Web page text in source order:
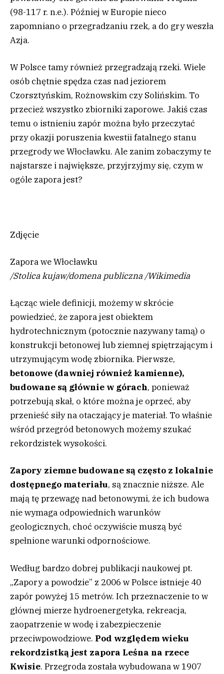
(98-117 r. n.e.). Później w Europie nieco
zapomniano o przegradzaniu rzek, a do gry weszła
Azja.
W Polsce tamy również przegradzają rzeki. Wiele
osób chętnie spędza czas nad jeziorem
Czorsztyńskim, Rożnowskim czy Solińskim. To
przecież wszystko zbiorniki zaporowe. Jakiś czas
temu o istnieniu zapór można było przeczytać
przy okazji poruszenia kwestii fatalnego stanu
przegrody we Włocławku. Ale zanim zobaczymy te
najstarsze i największe, przyjrzyjmy się, czym w
ogóle zapora jest?
Zdjęcie
Zapora we Włocławku
/Stolica kujaw/domena publiczna /Wikimedia
Łącząc wiele definicji, możemy w skrócie
powiedzieć, że zapora jest obiektem
hydrotechnicznym (potocznie nazywany tamą) o
konstrukcji betonowej lub ziemnej spiętrzającym i
utrzymującym wodę zbiornika. Pierwsze,
betonowe (dawniej również kamienne),
budowane są głównie w górach, ponieważ
potrzebują skał, o które można je oprzeć, aby
przenieść siły na otaczający je materiał. To właśnie
wśród przegród betonowych możemy szukać
rekordzistek wysokości.
Zapory ziemne budowane są często z lokalnie
dostępnego materiału, są znacznie niższe. Ale
mają tę przewagę nad betonowymi, że ich budowa
nie wymaga odpowiednich warunków
geologicznych, choć oczywiście muszą być
spełnione warunki odpornościowe.
Według bardzo dobrej publikacji naukowej pt.
„Zapory a powodzie” z 2006 w Polsce istnieje 40
zapór powyżej 15 metrów. Ich przeznaczenie to w
głównej mierze hydroenergetyka, rekreacja,
zaopatrzenie w wodę i zabezpieczenie
przeciwpowodziowe. Pod względem wieku
rekordzistką jest zapora Leśna na rzece
Kwisie. Przegroda została wybudowana w 1907